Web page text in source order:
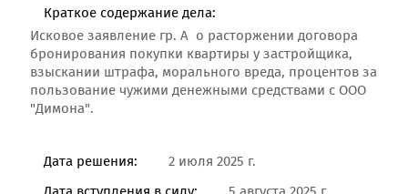
Краткое содержание дела:
Исковое заявление гр. А о расторжении договора
бронирования покупки квартиры у застройщика,
взыскании штрафа, морального вреда, процентов за
пользование чужими денежными средствами с ООО
"Димона".
Дата решения:
2 июля 2025 г.